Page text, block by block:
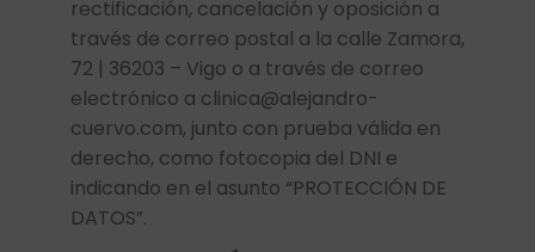
rectificación, cancelación y oposición a
través de correo postal a la calle Zamora,
72 | 36203 – Vigo o a través de correo
electrónico a clinica@alejandro-
cuervo.com, junto con prueba válida en
derecho, como fotocopia del DNI e
indicando en el asunto “PROTECCIÓN DE
DATOS”.